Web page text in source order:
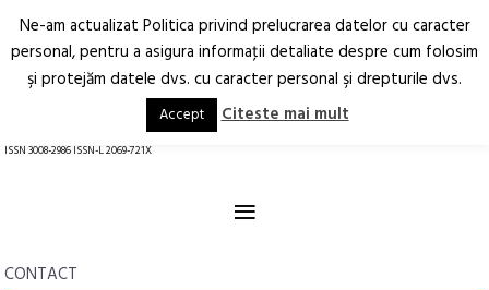
Arhitectură.
Oraș.
RO EN
ISSN 3008-2986 ISSN-L 2069-721X
≡
CONTACT
Ne-am actualizat Politica privind prelucrarea datelor cu caracter
personal, pentru a asigura informaţii detaliate despre cum folosim
şi protejăm datele dvs. cu caracter personal şi drepturile dvs.
Accept Citeste mai mult